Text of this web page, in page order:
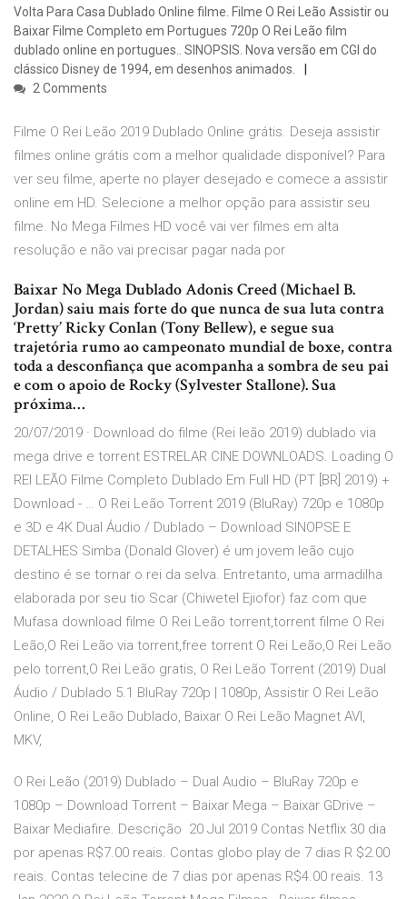
Volta Para Casa Dublado Online filme. Filme O Rei Leão Assistir ou
Baixar Filme Completo em Portugues 720p O Rei Leão film
dublado online en portugues.. SINOPSIS. Nova versão em CGI do
clássico Disney de 1994, em desenhos animados.
2 Comments
Filme O Rei Leão 2019 Dublado Online grátis. Deseja assistir
filmes online grátis com a melhor qualidade disponível? Para
ver seu filme, aperte no player desejado e comece a assistir
online em HD. Selecione a melhor opção para assistir seu
filme. No Mega Filmes HD você vai ver filmes em alta
resolução e não vai precisar pagar nada por
Baixar No Mega Dublado Adonis Creed (Michael B.
Jordan) saiu mais forte do que nunca de sua luta contra
‘Pretty’ Ricky Conlan (Tony Bellew), e segue sua
trajetória rumo ao campeonato mundial de boxe, contra
toda a desconfiança que acompanha a sombra de seu pai
e com o apoio de Rocky (Sylvester Stallone). Sua
próxima…
20/07/2019 · Download do filme (Rei leão 2019) dublado via
mega drive e torrent ESTRELAR CINE DOWNLOADS. Loading O
REI LEÃO Filme Completo Dublado Em Full HD (PT [BR] 2019) +
Download - … O Rei Leão Torrent 2019 (BluRay) 720p e 1080p
e 3D e 4K Dual Áudio / Dublado – Download SINOPSE E
DETALHES Simba (Donald Glover) é um jovem leão cujo
destino é se tornar o rei da selva. Entretanto, uma armadilha
elaborada por seu tio Scar (Chiwetel Ejiofor) faz com que
Mufasa download filme O Rei Leão torrent,torrent filme O Rei
Leão,O Rei Leão via torrent,free torrent O Rei Leão,O Rei Leão
pelo torrent,O Rei Leão gratis, O Rei Leão Torrent (2019) Dual
Áudio / Dublado 5.1 BluRay 720p | 1080p, Assistir O Rei Leão
Online, O Rei Leão Dublado, Baixar O Rei Leão Magnet AVI,
MKV,
O Rei Leão (2019) Dublado – Dual Audio – BluRay 720p e
1080p – Download Torrent – Baixar Mega – Baixar GDrive –
Baixar Mediafire. Descrição 20 Jul 2019 Contas Netflix 30 dia
por apenas R$7.00 reais. Contas globo play de 7 dias R $2.00
reais. Contas telecine de 7 dias por apenas R$4.00 reais. 13